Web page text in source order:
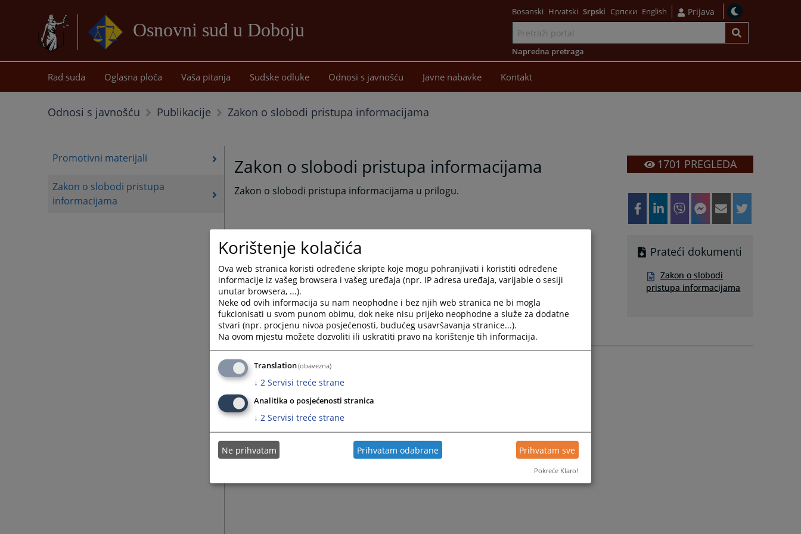
Osnovni sud u Doboju
sadržaj
Bosanski Hrvatski Srpski Српски English Prijava
Napredna pretraga
Rad suda Oglasna ploča Vaša pitanja Sudske odluke Odnosi s javnošću Javne nabavke Kontakt
Odnosi s javnošću Publikacije Zakon o slobodi pristupa informacijama
Promotivni materijali
Zakon o slobodi pristupa
informacijama
Zakon o slobodi pristupa informacijama
Zakon o slobodi pristupa informacijama u prilogu.
1701 PREGLEDA
Prateći dokumenti
Zakon o slobodi
pristupa informacijama
Korištenje kolačića
Ova web stranica koristi određene skripte koje mogu pohranjivati i koristiti određene
informacije iz vašeg browsera i vašeg uređaja (npr. IP adresa uređaja, varijable o sesiji
unutar browsera, ...).
Neke od ovih informacija su nam neophodne i bez njih web stranica ne bi mogla
fukcionisati u svom punom obimu, dok neke nisu prijeko neophodne a služe za dodatne
stvari (npr. procjenu nivoa posjećenosti, budućeg usavršavanja stranice...).
Na ovom mjestu možete dozvoliti ili uskratiti pravo na korištenje tih informacija.
Translation(obavezna)
↓ 2 Servisi treće strane
Analitika o posjećenosti stranica
↓ 2 Servisi treće strane
Ne prihvatam Prihvatam odabrane Prihvatam sve
Pokreće Klaro!